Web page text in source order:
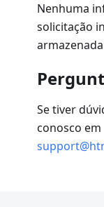
Nenhuma
solicitação
Se tiver
conosco em